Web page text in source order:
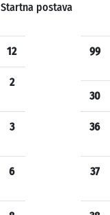
Startna postava
12
2
3
6
99
30
36
37